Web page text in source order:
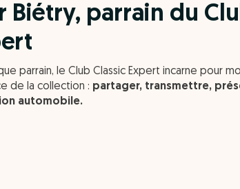
Biétry, parrain du
parrain, le Club Classic Expert incarne pour
de la collection : partager, transmettre,
automobile.